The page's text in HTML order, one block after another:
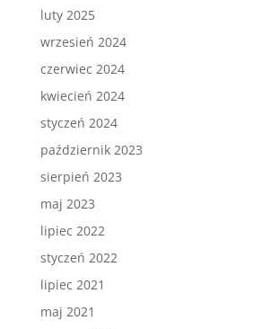
luty 2025
wrzesień 2024
czerwiec 2024
kwiecień 2024
styczeń 2024
październik 2023
sierpień 2023
maj 2023
lipiec 2022
styczeń 2022
lipiec 2021
maj 2021